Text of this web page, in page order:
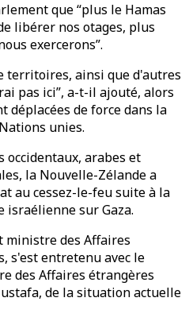
que “plus le Hamas
libérer nos otages, plus
exercerons”.
territoires, ainsi que d'autres
pas ici”, a-t-il ajouté, alors
déplacées de force dans la
unies.
occidentaux, arabes et
la Nouvelle-Zélande a
au cessez-le-feu suite à la
sur Gaza.
ministre des Affaires
s'est entretenu avec le
des Affaires étrangères
de la situation actuelle